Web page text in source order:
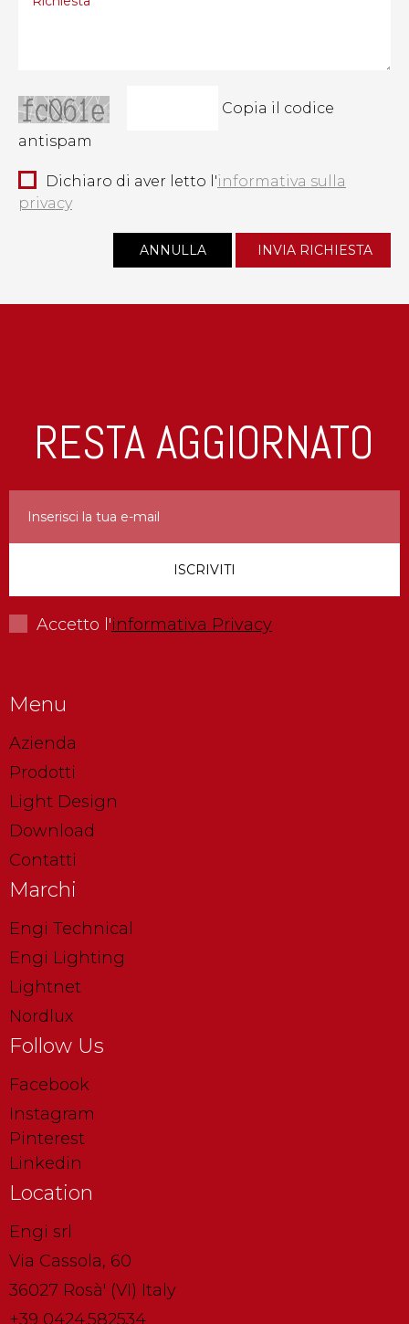
Copia il codice
antispam
Dichiaro di aver letto l'informativa sulla
privacy
RESTA AGGIORNATO
Accetto l'informativa Privacy
Menu
Azienda
Prodotti
Light Design
Download
Contatti
Marchi
Engi Technical
Engi Lighting
Lightnet
Nordlux
Follow Us
Facebook
Instagram
Pinterest
Linkedin
Location
Engi srl
Via Cassola, 60
36027 Rosà' (VI) Italy
+39 0424.582534